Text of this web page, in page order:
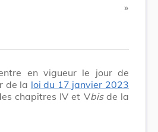
​ »
en vigueur le jour de
de la loi du 17 janvier 2023
chapitres IV et Vbis de la